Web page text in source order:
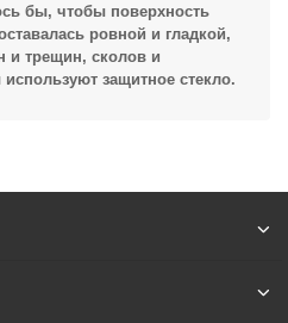
бы, чтобы поверхность
ровной и гладкой,
и трещин, сколов и
используют защитное стекло.
минуту